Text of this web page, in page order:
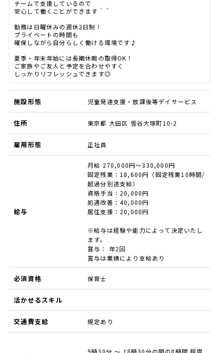
チームで支援しているので
安心して働くことができます＾＾
勤務は日曜休みの週休2日制！
プライベートの時間も
確保しながら自分らしく働ける環境です♪
夏季・年末年始には長期休暇の取得OK！
ご家族やご友人と予定を合わせやすく
しっかりリフレッシュできます◎
施設形態 児童発達支援・放課後等デイサービス
住所 東京都 大田区 雪谷大塚町10-2
雇用形態 正社員
給与
月給 270,000円～330,000円
固定残業：18,600円（固定残業10時間/
超過分別途支給）
資格手当：20,000円
処遇改善：40,000円
居住支援：20,000円
※給与は経験や能力によって決定いたし
ます。
賞与： 年2回
賞与は業績により支給あり
必須資格 保育士
活かせるスキル
交通費支給 規定あり